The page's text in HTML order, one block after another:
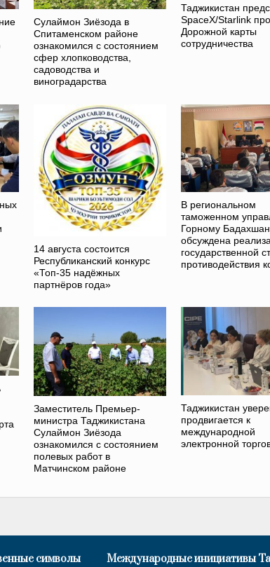
Сулаймон Зиёзода в
Спитаменском районе
ознакомился с состоянием
сфер хлопководства,
садоводства и
виноградарства
Таджикистан
SpaceX/Starlink
Дорожной карты
сотрудничества
14 августа состоится
Республиканский конкурс
«Топ-35 надёжных
партнёров года»
В региональном
таможенном
Горному
обсуждена
государственной
противодействия
Заместитель Премьер-
министра Таджикистана
Сулаймон Зиёзода
ознакомился с состоянием
полевых работ в
Матчинском районе
Таджикистан
продвигается к
международной
электронной
символы
Международные инициативы